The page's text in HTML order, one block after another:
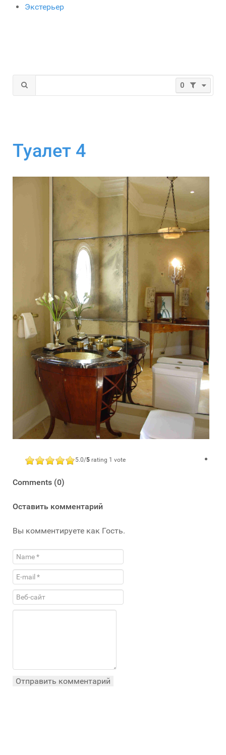
Экстерьер
0
Туалет 4
5.0/5 rating 1 vote
Comments (0)
Оставить комментарий
Вы комментируете как Гость.